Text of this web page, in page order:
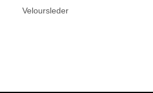
Veloursleder